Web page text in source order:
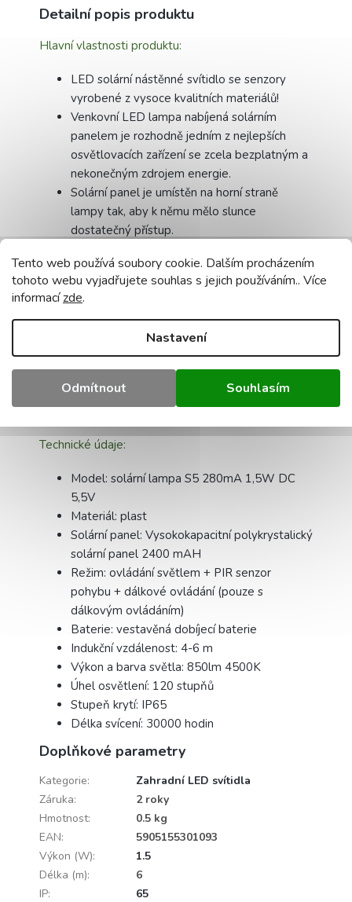
Tento web používá soubory cookie. Dalším procházením
tohoto webu vyjadřujete souhlas s jejich používáním.. Více
informacízde.
Nastavení
Odmítnout Souhlasím
Detailní popis produktu
Hlavní vlastnosti produktu:
LED solární nástěnné svítidlo se senzory
vyrobené z vysoce kvalitních materiálů!
Venkovní LED lampa nabíjená solárním
panelem je rozhodně jedním z nejlepších
osvětlovacích zařízení se zcela bezplatným a
nekonečným zdrojem energie.
Solární panel je umístěn na horní straně
lampy tak, aby k němu mělo slunce
dostatečný přístup.
solární energie!
Je určen k montáži na stěnu a je vybaven
čidlem pohybu a soumraku.
S vestavěným snímačem pohybu a soumraku,
takže se spustí ve správný okamžik.
Možnost ručního nebo automatického
zapínání a vypínání lampy podle senzorů.
Technické údaje:
Model: solární lampa S5 280mA 1,5W DC
5,5V
Materiál: plast
Solární panel: Vysokokapacitní polykrystalický
solární panel 2400 mAH
Režim: ovládání světlem + PIR senzor
pohybu + dálkové ovládání (pouze s
dálkovým ovládáním)
Baterie: vestavěná dobíjecí baterie
Indukční vzdálenost: 4-6 m
Výkon a barva světla: 850lm 4500K
Úhel osvětlení: 120 stupňů
Stupeň krytí: IP65
Délka svícení: 30000 hodin
Doplňkové parametry
Kategorie:
Zahradní LED svítidla
Záruka:
2 roky
Hmotnost:
0.5 kg
EAN:
5905155301093
Výkon (W):
1.5
Délka (m):
6
IP:
65